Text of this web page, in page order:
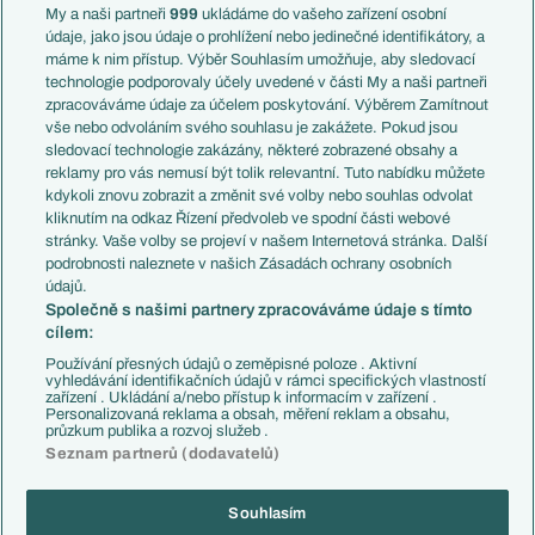
Témata
Představení týmů MS
EuroSkauting
PL v kostce
Evropské koeficienty
Přestupy
Přestupové spekulace
Zranění
Kluby
Arsenal FC
Chelsea FC
Manchester United
AC Milán
Juventus FC
Bayern Mnichov
FC Barcelona
Real Madrid
Francie
Itálie
Německo
Španělsko
Argentina
Brazílie
Přestupy
Zápasy
Livescore
Tipovací soutěž
My a naši partneři999 ukládáme do vašeho zařízení osobní
údaje, jako jsou údaje o prohlížení nebo jedinečné identifikátory, a
máme k nim přístup. Výběr Souhlasím umožňuje, aby sledovací
technologie podporovaly účely uvedené v části My a naši partneři
zpracováváme údaje za účelem poskytování. Výběrem Zamítnout
vše nebo odvoláním svého souhlasu je zakážete. Pokud jsou
sledovací technologie zakázány, některé zobrazené obsahy a
reklamy pro vás nemusí být tolik relevantní. Tuto nabídku můžete
kdykoli znovu zobrazit a změnit své volby nebo souhlas odvolat
kliknutím na odkaz Řízení předvoleb ve spodní části webové
stránky. Vaše volby se projeví v našem Internetová stránka. Další
podrobnosti naleznete v našich Zásadách ochrany osobních
údajů.
Společně s našimi partnery zpracováváme údaje s tímto
cílem:
Používání přesných údajů o zeměpisné poloze . Aktivní
vyhledávání identifikačních údajů v rámci specifických vlastností
zařízení . Ukládání a/nebo přístup k informacím v zařízení .
Personalizovaná reklama a obsah, měření reklam a obsahu,
průzkum publika a rozvoj služeb .
Seznam partnerů (dodavatelů)
Souhlasím